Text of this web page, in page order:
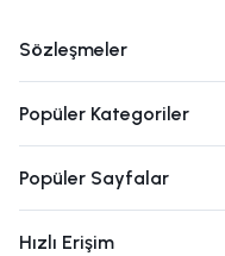
Sözleşmeler
Popüler Kategoriler
Popüler Sayfalar
Hızlı Erişim